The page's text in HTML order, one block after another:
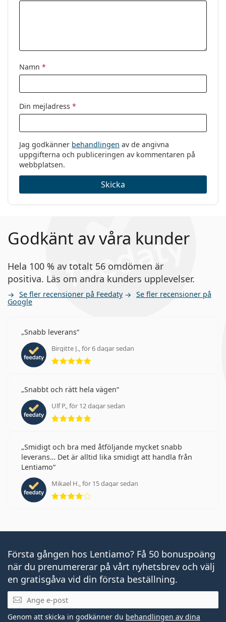
Namn *
Din mejladress *
Jag godkänner behandlingen av de angivna
uppgifterna och publiceringen av kommentaren på
webbplatsen.
Skicka
Godkänt av våra kunder
Hela 100 % av totalt 56 omdömen är
positiva. Läs om andra kunders upplevelser.
Se fler recensioner på Feedaty Se fler recensioner på
Google
Snabb leverans
Birgitte J., för 6 dagar sedan
Betyg 5 av 5
Snabbt och rätt hela vägen
Ulf P., för 12 dagar sedan
Betyg 5 av 5
Smidigt och bra med åtföljande mycket snabb
leverans… Det är alltid lika smidigt att handla från
Lentiamo
Mikael H., för 15 dagar sedan
Betyg 4 av 5
Första gången hos Lentiamo? Få 50 bonuspoäng
när du prenumererar på vårt nyhetsbrev och välj
en gratisgåva vid din första beställning.
Mejladress
Genom att skicka in godkänner du behandlingen av dina